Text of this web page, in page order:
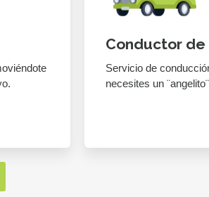
Conductor
Servicio de
necesites un